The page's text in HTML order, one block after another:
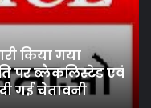
किया गया
पर ब्लैकलिस्टेड एवं
गई चेतावनी